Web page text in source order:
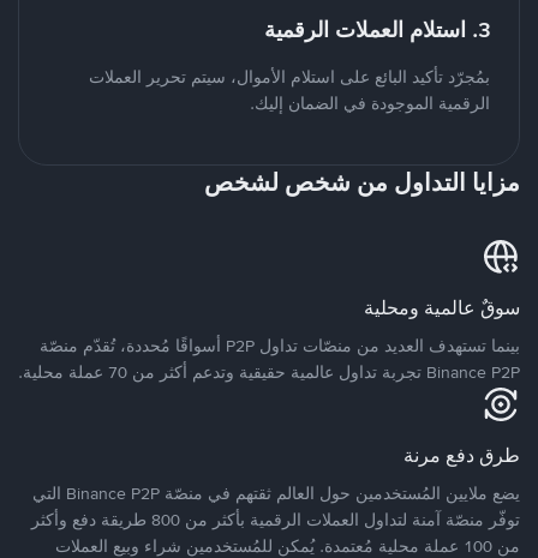
3. استلام العملات الرقمية
بمُجرّد تأكيد البائع على استلام الأموال، سيتم تحرير العملات
الرقمية الموجودة في الضمان إليك.
مزايا التداول من شخص لشخص
سوقٌ عالمية ومحلية
بينما تستهدف العديد من منصّات تداول P2P أسواقًا مُحددة، تُقدّم منصّة
Binance P2P تجربة تداول عالمية حقيقية وتدعم أكثر من 70 عملة محلية.
طرق دفع مرنة
يضع ملايين المُستخدمين حول العالم ثقتهم في منصّة Binance P2P التي
توفّر منصّة آمنة لتداول العملات الرقمية بأكثر من 800 طريقة دفع وأكثر
من 100 عملة محلية مُعتمدة. يُمكن للمُستخدمين شراء وبيع العملات